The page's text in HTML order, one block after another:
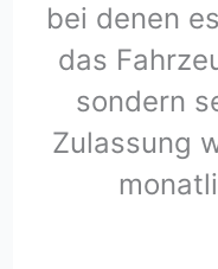
bei denen
das
sondern
Zulassung